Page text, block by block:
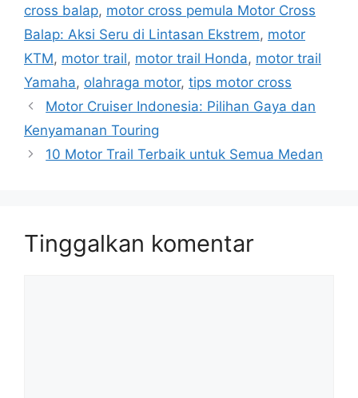
cross balap, motor cross pemula Motor Cross
Balap: Aksi Seru di Lintasan Ekstrem, motor
KTM, motor trail, motor trail Honda, motor trail
Yamaha, olahraga motor, tips motor cross
Motor Cruiser Indonesia: Pilihan Gaya dan
Kenyamanan Touring
10 Motor Trail Terbaik untuk Semua Medan
Tinggalkan komentar